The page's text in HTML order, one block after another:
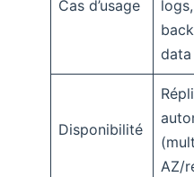
Cas d’usage
logs,
Disponibilité
AZ/